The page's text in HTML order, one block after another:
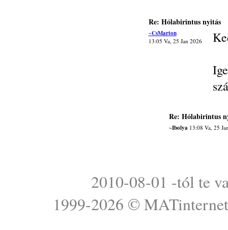
Re: Hólabirintus nyitás
~CsMarton
13:05 Va, 25 Jan 2026
Re: Hólabirintus
~Ibolya13:08 Va, 25
2010-08-01 -tól te
1999-2026 © MATinternet